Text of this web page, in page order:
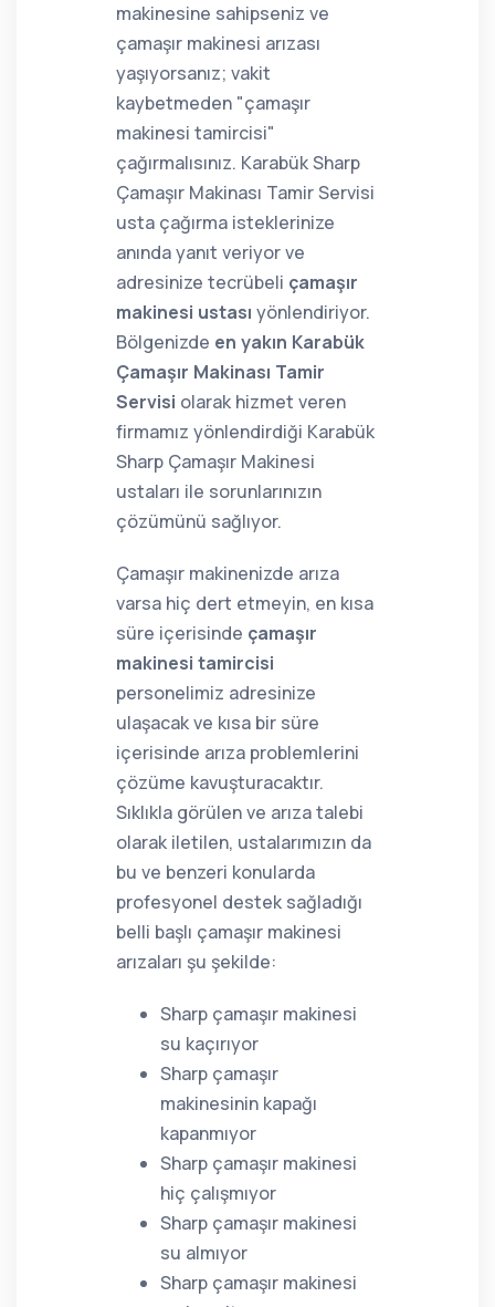
makinesine sahipseniz ve
çamaşır makinesi arızası
yaşıyorsanız; vakit
kaybetmeden "çamaşır
makinesi tamircisi"
çağırmalısınız. Karabük Sharp
Çamaşır Makinası Tamir Servisi
usta çağırma isteklerinize
anında yanıt veriyor ve
adresinize tecrübeli çamaşır
makinesi ustası yönlendiriyor.
Bölgenizde en yakın Karabük
Çamaşır Makinası Tamir
Servisi olarak hizmet veren
firmamız yönlendirdiği Karabük
Sharp Çamaşır Makinesi
ustaları ile sorunlarınızın
çözümünü sağlıyor.
Çamaşır makinenizde arıza
varsa hiç dert etmeyin, en kısa
süre içerisinde çamaşır
makinesi tamircisi
personelimiz adresinize
ulaşacak ve kısa bir süre
içerisinde arıza problemlerini
çözüme kavuşturacaktır.
Sıklıkla görülen ve arıza talebi
olarak iletilen, ustalarımızın da
bu ve benzeri konularda
profesyonel destek sağladığı
belli başlı çamaşır makinesi
arızaları şu şekilde:
Sharp çamaşır makinesi
su kaçırıyor
Sharp çamaşır
makinesinin kapağı
kapanmıyor
Sharp çamaşır makinesi
hiç çalışmıyor
Sharp çamaşır makinesi
su almıyor
Sharp çamaşır makinesi